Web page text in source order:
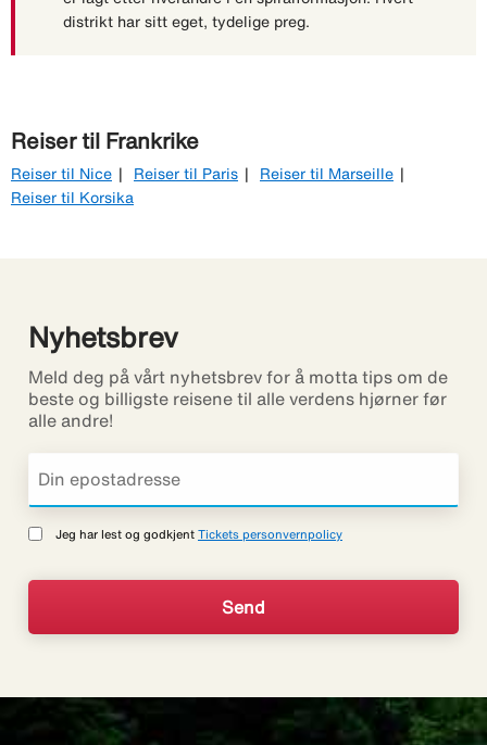
distrikt har sitt eget, tydelige preg.
Reiser til Frankrike
Reiser til Nice Reiser til Paris
Reiser til Marseille
Reiser til Korsika
Nyhetsbrev
Meld deg på vårt nyhetsbrev for å motta tips om de
beste og billigste reisene til alle verdens hjørner før
alle andre!
Jeg har lest og godkjent Tickets personvernpolicy